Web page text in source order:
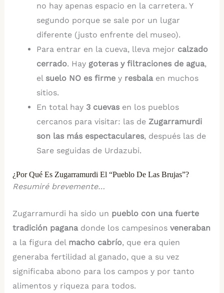
no hay apenas espacio en la carretera. Y
segundo porque se sale por un lugar
diferente (justo enfrente del museo).
Para entrar en la cueva, lleva mejor calzado
cerrado. Hay goteras y filtraciones de agua,
el suelo NO es firmey resbala en muchos
sitios.
En total hay 3 cuevas en los pueblos
cercanos para visitar: las de Zugarramurdi
son las más espectaculares, después las de
Sare seguidas de Urdazubi.
¿Por Qué Es Zugarramurdi El “Pueblo De Las Brujas”?
Resumiré brevemente…
Zugarramurdi ha sido un pueblo con una fuerte
tradición pagana donde los campesinos veneraban
a la figura del macho cabrío, que era quien
generaba fertilidad al ganado, que a su vez
significaba abono para los campos y por tanto
alimentos y riqueza para todos.